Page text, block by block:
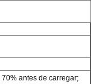
antes de carregar;